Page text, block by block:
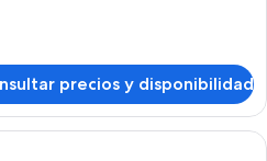
precios y disponibilidad